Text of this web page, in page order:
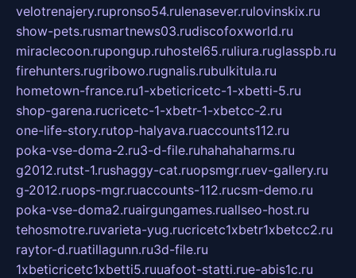
velotrenajery.rupronso54.rulenasever.rulovinskix.ru
show-pets.rusmartnews03.rudiscofoxworld.ru
miraclecoon.rupongup.ruhostel65.ruliura.ruglasspb.ru
firehunters.rugribowo.rugnalis.rubulkitula.ru
hometown-france.ru1-xbeticricetc-1-xbetti-5.ru
shop-garena.rucricetc-1-xbetr-1-xbetcc-2.ru
one-life-story.rutop-halyava.ruaccounts112.ru
poka-vse-doma-2.ru3-d-file.ruhahahaharms.ru
g2012.rutst-1.rushaggy-cat.ruopsmgr.ruev-gallery.ru
g-2012.ruops-mgr.ruaccounts-112.rucsm-demo.ru
poka-vse-doma2.ruairgungames.ruallseo-host.ru
tehosmotre.ruvarieta-yug.rucricetc1xbetr1xbetcc2.ru
raytor-d.ruatillagunn.ru3d-file.ru
1xbeticricetc1xbetti5.ruuafoot-statti.rue-abis1c.ru